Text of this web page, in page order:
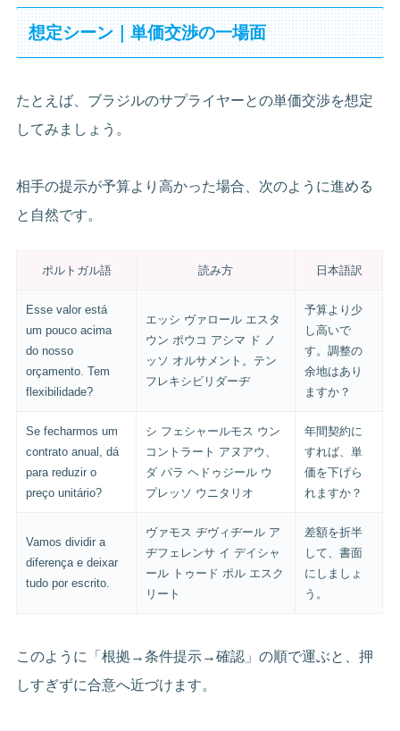
想定シーン｜単価交渉の一場面
たとえば、ブラジルのサプライヤーとの単価交渉を想定
してみましょう。
相手の提示が予算より高かった場合、次のように進める
と自然です。
ポルトガル語 読み方 日本語訳
Esse valor está
um pouco acima
do nosso
orçamento. Tem
flexibilidade?
エッシ ヴァロール エスタ
ウン ポウコ アシマ ド ノ
ッソ オルサメント。テン
フレキシビリダーヂ
予算より少
し高いで
す。調整の
余地はあり
ますか？
Se fecharmos um
contrato anual, dá
para reduzir o
preço unitário?
シ フェシャールモス ウン
コントラート アヌアウ、
ダ パラ ヘドゥジール ウ
プレッソ ウニタリオ
年間契約に
すれば、単
価を下げら
れますか？
Vamos dividir a
diferença e deixar
tudo por escrito.
ヴァモス ヂヴィヂール ア
ヂフェレンサ イ デイシャ
ール トゥード ポル エスク
リート
差額を折半
して、書面
にしましょ
う。
このように「根拠→条件提示→確認」の順で運ぶと、押
しすぎずに合意へ近づけます。